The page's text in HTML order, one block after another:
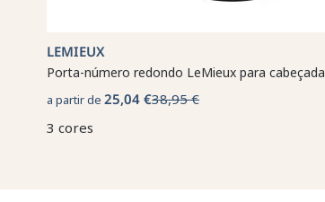
LEMIEUX
Porta-número redondo LeMieux para cabeçada
a partir de25,04 €38,95 €
3 cores